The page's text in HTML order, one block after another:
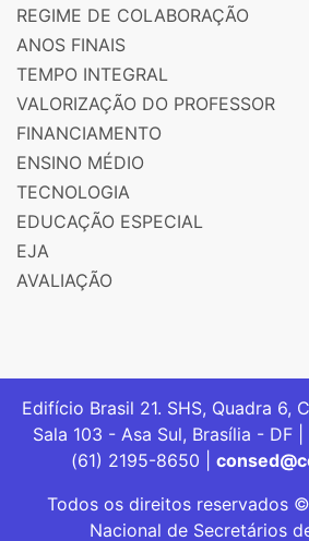
REGIME DE COLABORAÇÃO
ANOS FINAIS
TEMPO INTEGRAL
VALORIZAÇÃO DO PROFESSOR
FINANCIAMENTO
ENSINO MÉDIO
TECNOLOGIA
EDUCAÇÃO ESPECIAL
EJA
AVALIAÇÃO
Edifício Brasil 21. SHS, Quadra 6,
Sala 103 - Asa Sul, Brasília - DF |
(61) 2195-8650 |
Todos os direitos reservados
Nacional de Secretários